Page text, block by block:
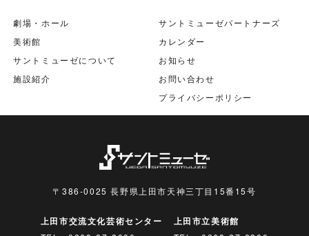
劇場・ホール
美術館
サントミューゼについて
施設紹介
サントミューゼパートナーズ
カレンダー
お知らせ
お問い合わせ
プライバシーポリシー
〒386-0025 長野県上田市天神三丁目15番15号
上田市交流文化芸術センター 上田市立美術館